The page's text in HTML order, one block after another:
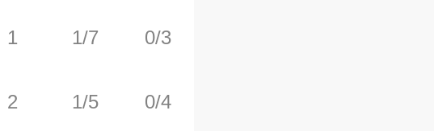
1
2
1/7
1/5
0/3
0/4